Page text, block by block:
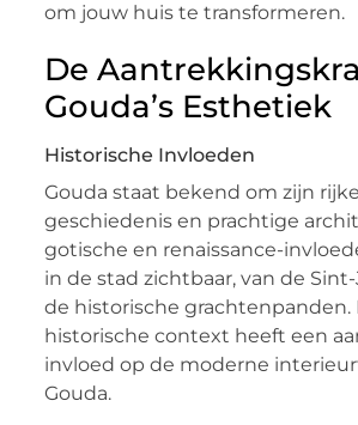
om jouw huis te transformeren.
De
Gouda’s Esthetiek
Historische Invloeden
Gouda staat bekend om zijn rijke
geschiedenis en prachtige
gotische en renaissance-
in de stad zichtbaar, van de
de historische grachtenpanden.
historische context heeft een
invloed op de moderne
Gouda.